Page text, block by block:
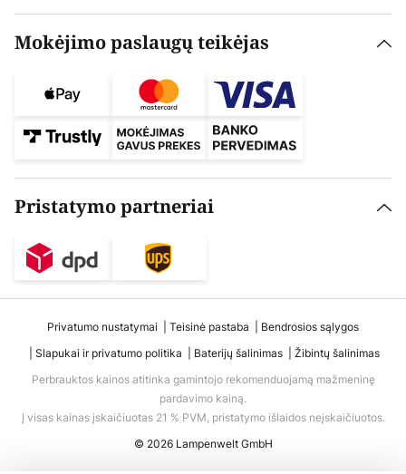
Mokėjimo paslaugų teikėjas
Pristatymo partneriai
Privatumo nustatymai Teisinė pastaba
Bendrosios sąlygos
Slapukai ir privatumo politika
Baterijų šalinimas
Žibintų šalinimas
Perbrauktos kainos atitinka gamintojo rekomenduojamą mažmeninę
pardavimo kainą.
Į visas kainas įskaičiuotas 21 % PVM, pristatymo išlaidos neįskaičiuotos.
© 2026 Lampenwelt GmbH